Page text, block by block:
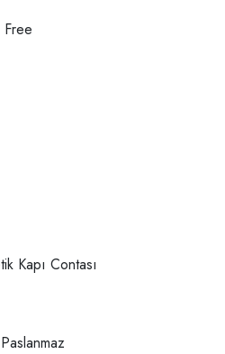
Kapı Contası